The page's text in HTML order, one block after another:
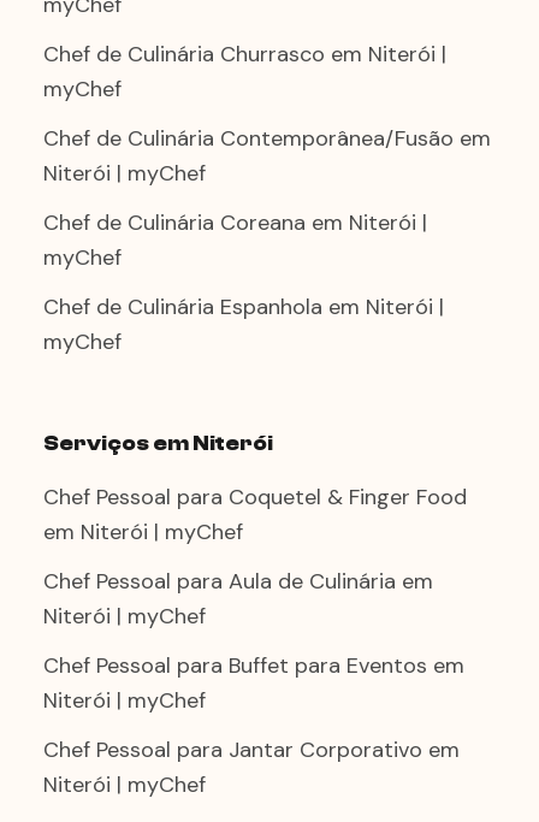
Chef de Culinária Churrasco em Niterói |
myChef
Chef de Culinária Contemporânea/Fusão em
Niterói | myChef
Chef de Culinária Coreana em Niterói |
myChef
Chef de Culinária Espanhola em Niterói |
myChef
Serviços em Niterói
Chef Pessoal para Coquetel & Finger Food
em Niterói | myChef
Chef Pessoal para Aula de Culinária em
Niterói | myChef
Chef Pessoal para Buffet para Eventos em
Niterói | myChef
Chef Pessoal para Jantar Corporativo em
Niterói | myChef